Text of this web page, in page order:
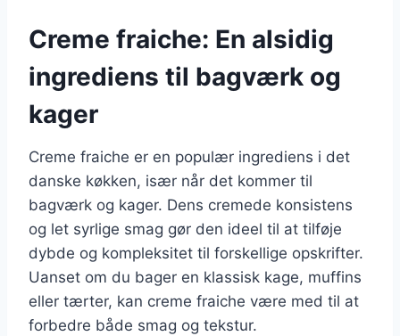
Creme fraiche: En alsidig
ingrediens til bagværk og
kager
Creme fraiche er en populær ingrediens i det
danske køkken, især når det kommer til
bagværk og kager. Dens cremede konsistens
og let syrlige smag gør den ideel til at tilføje
dybde og kompleksitet til forskellige opskrifter.
Uanset om du bager en klassisk kage, muffins
eller tærter, kan creme fraiche være med til at
forbedre både smag og tekstur.